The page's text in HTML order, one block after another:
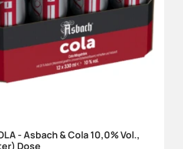
- Asbach & Cola 10,0% Vol.,
Dose